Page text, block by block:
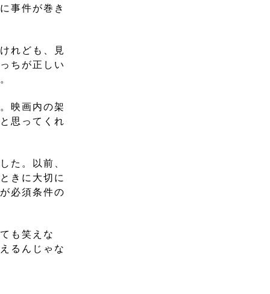
事件が巻き
れども、見
ちが正しい
映画内の架
思ってくれ
た。以前、
きに大切に
必須条件の
も笑えな
るんじゃな